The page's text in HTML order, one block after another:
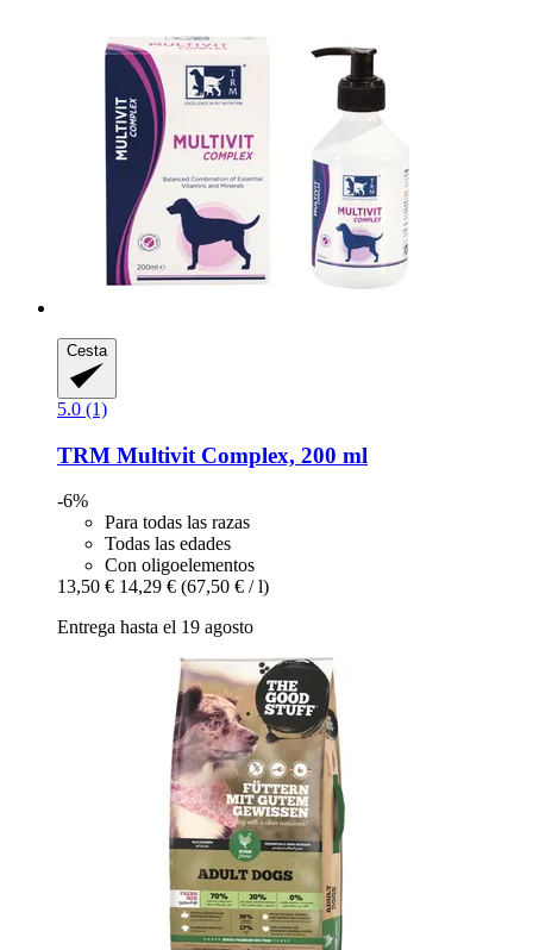
Cesta
5.0 (1)
TRM Multivit Complex, 200 ml
-6%
Para todas las razas
Todas las edades
Con oligoelementos
13,50 € 14,29 € (67,50 € / l)
Entrega hasta el 19 agosto